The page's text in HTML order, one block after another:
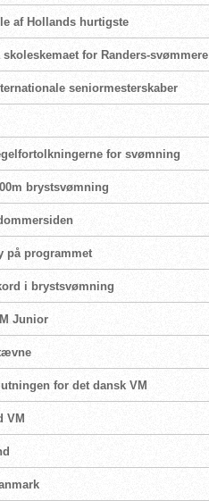
af Hollands hurtigste
for Randers-svømmere
seniormesterskaber
for svømning
brystsvømning
på programmet
i brystsvømning
Junior
for det dansk VM
VM